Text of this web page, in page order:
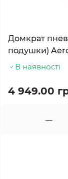
Домкрат
подушки)
В наявності
4 949.00